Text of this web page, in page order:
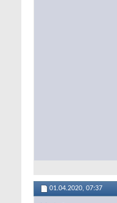
01.04.2020, 07:37